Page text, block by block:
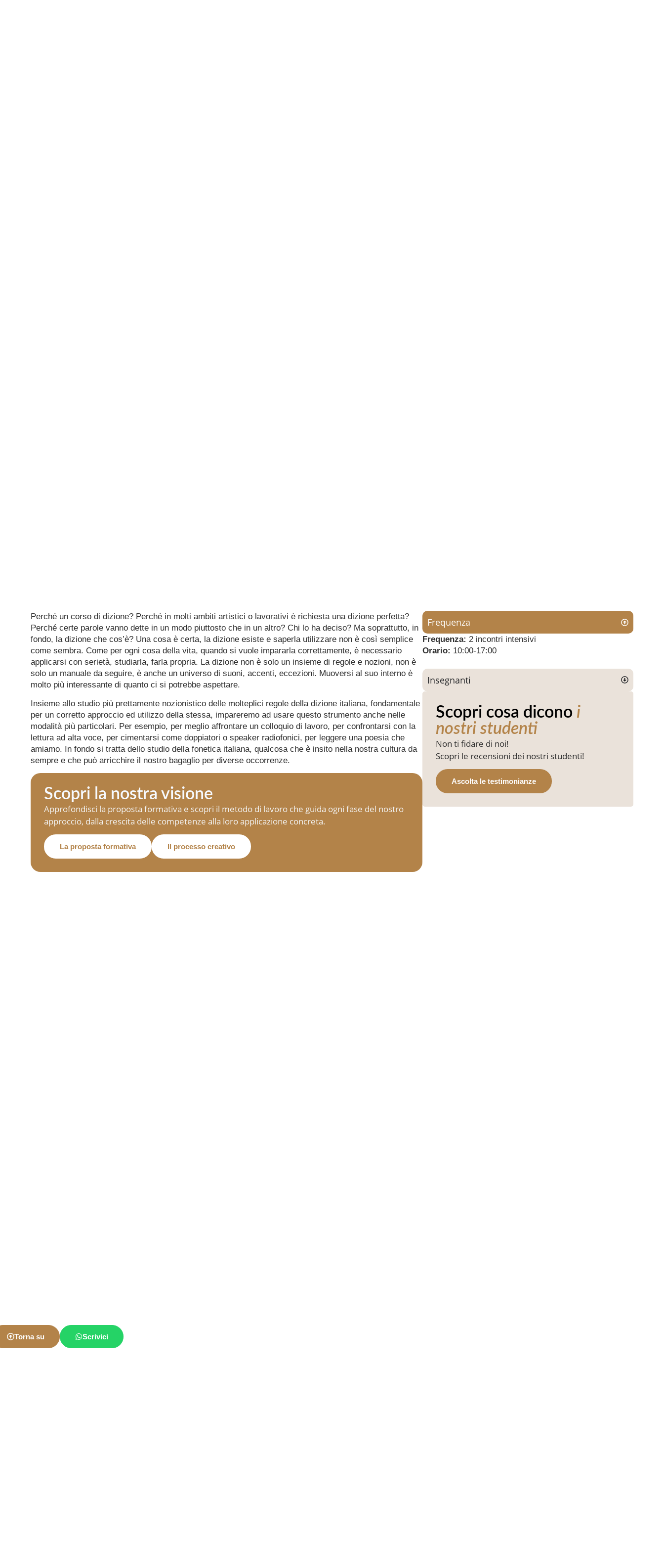
Perché un corso di dizione? Perché in molti ambiti artistici o lavorativi è richiesta una dizione perfetta?
Perché certe parole vanno dette in un modo piuttosto che in un altro? Chi lo ha deciso? Ma soprattutto, in
fondo, la dizione che cos’è? Una cosa è certa, la dizione esiste e saperla utilizzare non è così semplice
come sembra. Come per ogni cosa della vita, quando si vuole impararla correttamente, è necessario
applicarsi con serietà, studiarla, farla propria. La dizione non è solo un insieme di regole e nozioni, non è
solo un manuale da seguire, è anche un universo di suoni, accenti, eccezioni. Muoversi al suo interno è
molto più interessante di quanto ci si potrebbe aspettare.
Insieme allo studio più prettamente nozionistico delle molteplici regole della dizione italiana, fondamentale
per un corretto approccio ed utilizzo della stessa, impareremo ad usare questo strumento anche nelle
modalità più particolari. Per esempio, per meglio affrontare un colloquio di lavoro, per confrontarsi con la
lettura ad alta voce, per cimentarsi come doppiatori o speaker radiofonici, per leggere una poesia che
amiamo. In fondo si tratta dello studio della fonetica italiana, qualcosa che è insito nella nostra cultura da
sempre e che può arricchire il nostro bagaglio per diverse occorrenze.
Scopri la nostra visione
Approfondisci la proposta formativa e scopri il metodo di lavoro che guida ogni fase del nostro
approccio, dalla crescita delle competenze alla loro applicazione concreta.
La proposta formativa Il processo creativo
Frequenza
Frequenza: 2 incontri intensivi
Orario: 10:00-17:00
Insegnanti
Scopri cosa dicono i
nostri studenti
Non ti fidare di noi!
Scopri le recensioni dei nostri studenti!
Ascolta le testimonianze
Torna su Scrivici